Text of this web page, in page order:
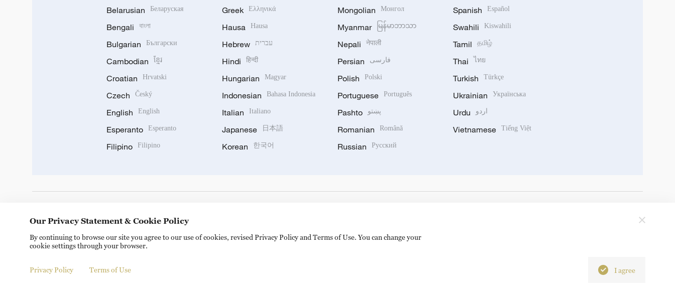
Belarusian Беларуская
Bengali বাংলা
Bulgarian Български
Cambodian ខ្មែរ
Croatian Hrvatski
Czech Český
English English
Esperanto Esperanto
Filipino Filipino
Greek Ελληνικά
Hausa Hausa
Hebrew עברית
Hindi हिन्दी
Hungarian Magyar
Indonesian Bahasa Indonesia
Italian Italiano
Japanese 日本語
Korean 한국어
Mongolian Монгол
Myanmar မြန်မာဘာသာ
Nepali नेपाली
Persian فارسی
Polish Polski
Portuguese Português
Pashto پښتو
Romanian Română
Russian Русский
Spanish Español
Swahili Kiswahili
Tamil தமிழ்
Thai ไทย
Turkish Türkçe
Ukrainian Українська
Urdu اردو
Vietnamese Tiếng Việt
Copyright © 2024 CGTN. 京ICP备20000184号
Our Privacy Statement & Cookie Policy
By continuing to browse our site you agree to our use of cookies, revised Privacy Policy and Terms of Use. You can change your
cookie settings through your browser.
Privacy Policy Terms of Use I agree